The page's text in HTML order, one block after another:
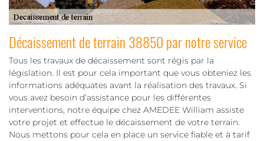
Décaissement de terrain 38850 par notre service
Tous les travaux de décaissement sont régis par la
législation. Il est pour cela important que vous obteniez les
informations adéquates avant la réalisation des travaux. Si
vous avez besoin d’assistance pour les différentes
interventions, notre équipe chez AMEDEE William assiste
votre projet et effectue le décaissement de votre terrain.
Nous mettons pour cela en place un service fiable et à tarif